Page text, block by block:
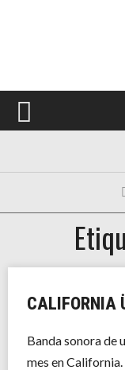
PORTADA
FESTIVALES
EXPOSICIONES
HISTORIAS
CALIFORNIA
Banda sonora de
mes en